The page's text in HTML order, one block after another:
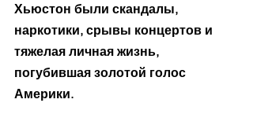
Хьюстон были скандалы,
наркотики, срывы концертов и
тяжелая личная жизнь,
погубившая золотой голос
Америки.